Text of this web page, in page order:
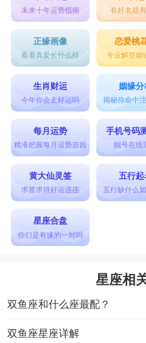
未来十年运势指南 有好名就
正缘画像
看看真爱长什么样
恋爱桃
专业解答姻
生肖财运
今年你会走好运吗
姻缘分
揭秘你命中
每月运势
精准把握每月运势吉凶
手机号码
靓号在线
黄大仙灵签
求签求得好运连连
五行起
五行缺什么
星座合盘
你们是有缘的一对吗
星座相
双鱼座和什么座最配？
双鱼座星座详解